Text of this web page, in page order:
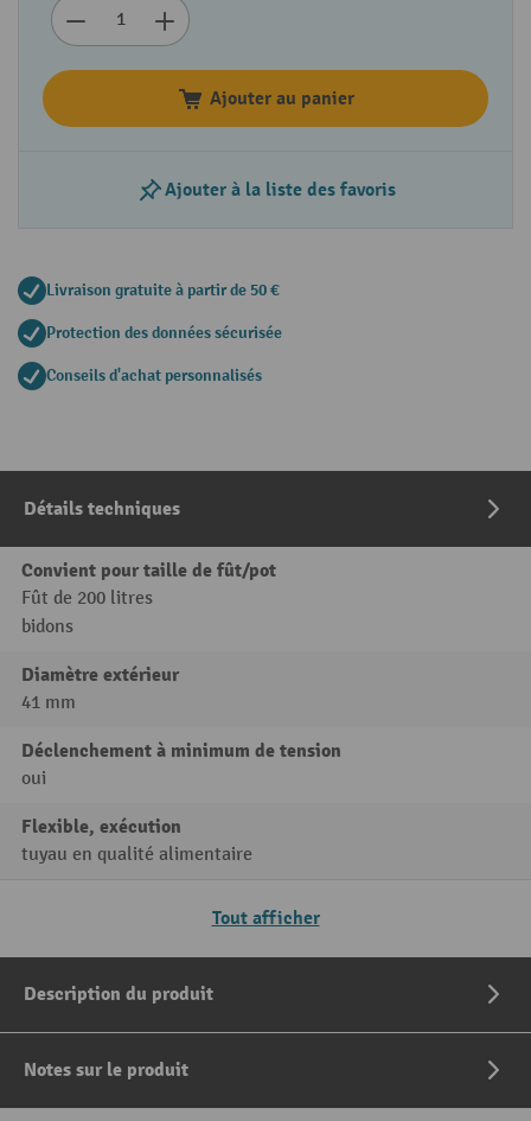
Ajouter au panier
Ajouter à la liste des favoris
Livraison gratuite à partir de 50 €
Protection des données sécurisée
Conseils d'achat personnalisés
Détails techniques
Convient pour taille de fût/pot
Fût de 200 litres
bidons
Diamètre extérieur
41 mm
Déclenchement à minimum de tension
oui
Flexible, exécution
tuyau en qualité alimentaire
Tout afficher
Description du produit
Notes sur le produit